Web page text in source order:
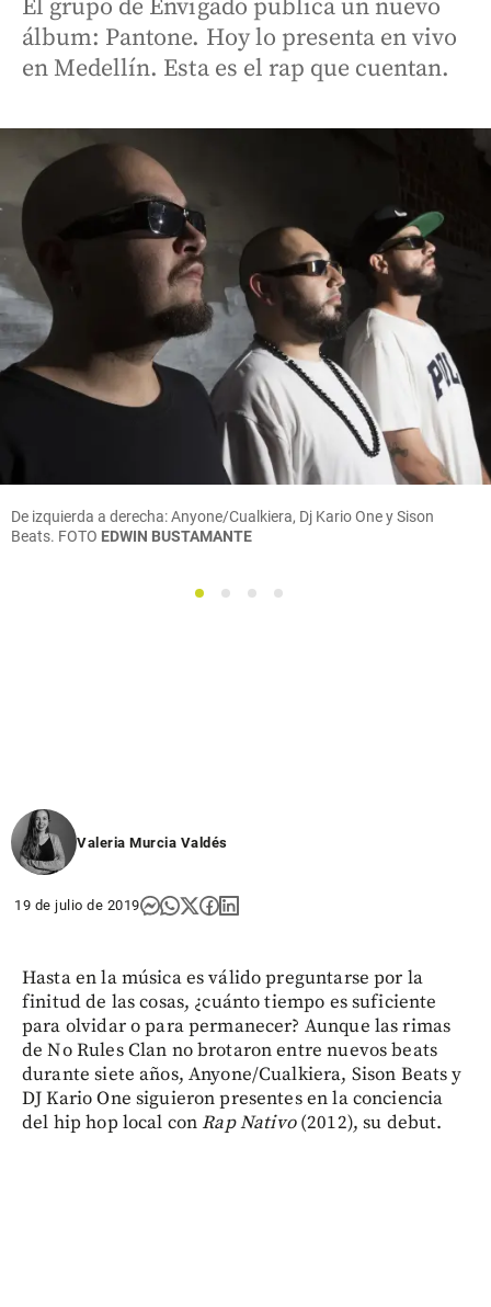
El grupo de Envigado publica un nuevo
álbum: Pantone. Hoy lo presenta en vivo
en Medellín. Esta es el rap que cuentan.
De izquierda a derecha: Anyone/Cualkiera, Dj Kario One y Sison
Beats. FOTO EDWIN BUSTAMANTE
1 2 3 4
Valeria Murcia Valdés
19 de julio de 2019
Hasta en la música es válido preguntarse por la
finitud de las cosas, ¿cuánto tiempo es suficiente
para olvidar o para permanecer? Aunque las rimas
de No Rules Clan no brotaron entre nuevos beats
durante siete años, Anyone/Cualkiera, Sison Beats y
DJ Kario One siguieron presentes en la conciencia
del hip hop local conRap Nativo(2012), su debut.